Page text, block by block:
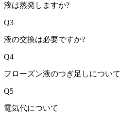
液は蒸発しますか?
Q3
液の交換は必要ですか?
Q4
フローズン液のつぎ足しについて
Q5
電気代について